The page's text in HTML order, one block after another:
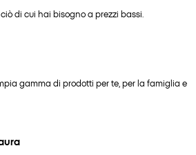
di cui hai bisogno a prezzi bassi.
gamma di prodotti per te, per la famiglia e